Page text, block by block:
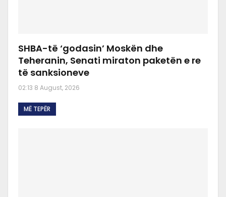
SHBA-të ‘godasin’ Moskën dhe
Teheranin, Senati miraton paketën e re
të sanksioneve
02:13 8 August, 2026
MË TEPËR